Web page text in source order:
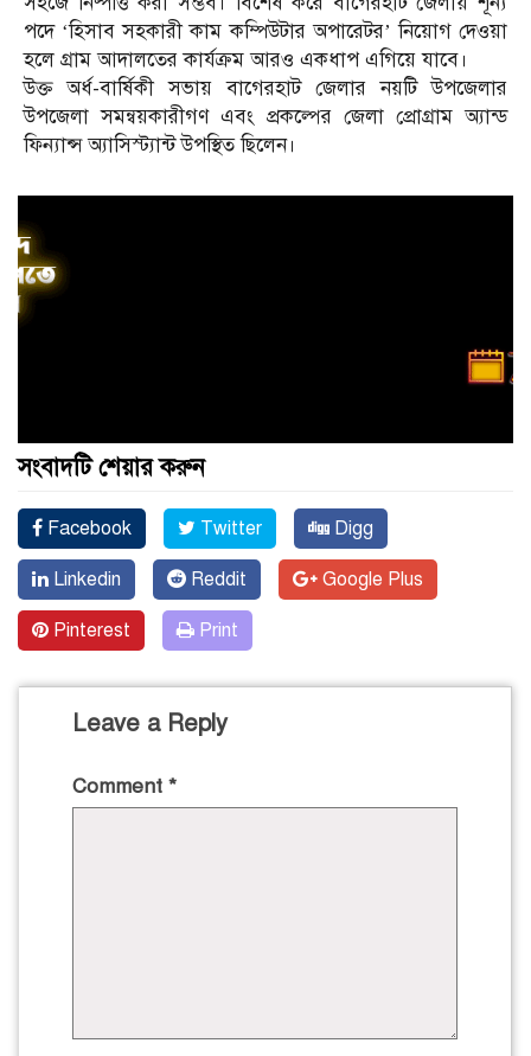
পদে ‘হিসাব সহকারী কাম কম্পিউটার অপারেটর’ নিয়োগ দেওয়া
হলে গ্রাম আদালতের কার্যক্রম আরও একধাপ এগিয়ে যাবে।
​উক্ত অর্ধ-বার্ষিকী সভায় বাগেরহাট জেলার নয়টি উপজেলার
উপজেলা সমন্বয়কারীগণ এবং প্রকল্পের জেলা প্রোগ্রাম অ্যান্ড
ফিন্যান্স অ্যাসিস্ট্যান্ট উপস্থিত ছিলেন।
সংবাদটি শেয়ার করুন
Facebook Twitter Digg
Linkedin Reddit Google Plus
Pinterest Print
Leave a Reply
Comment *